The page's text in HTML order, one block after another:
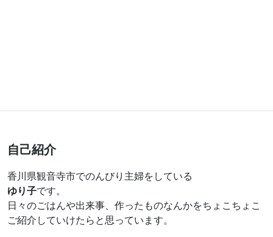
自己紹介
香川県観音寺市でのんびり主婦をしている
ゆり子です。
日々のごはんや出来事、作ったものなんかをちょこちょこ
ご紹介していけたらと思っています。